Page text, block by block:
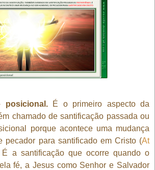
posicional.É o primeiro aspecto da
chamado de santificação passada ou
porque acontece uma mudança
pecador para santificado em Cristo (At
É a santificação que ocorre quando o
fé, a Jesus como Senhor e Salvador